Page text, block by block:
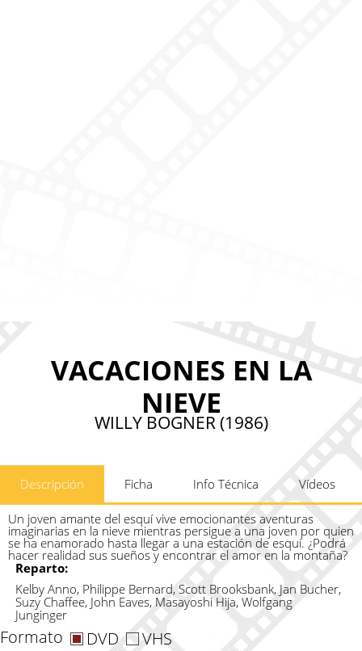
VACACIONES EN LA
NIEVE
WILLY BOGNER (1986)
Descripción Ficha Info Técnica Vídeos
Un joven amante del esquí vive emocionantes aventuras
imaginarias en la nieve mientras persigue a una joven por quien
se ha enamorado hasta llegar a una estación de esquí. ¿Podrá
hacer realidad sus sueños y encontrar el amor en la montaña?
Reparto:
Kelby Anno, Philippe Bernard, Scott Brooksbank, Jan Bucher,
Suzy Chaffee, John Eaves, Masayoshi Hija, Wolfgang
Junginger
Formato DVD VHS